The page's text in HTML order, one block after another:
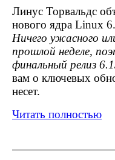
Линус Торвальдс
нового ядра Linux
Ничего ужасного
прошлой неделе,
финальный релиз
вам о ключевых
несет.
Читать полностью